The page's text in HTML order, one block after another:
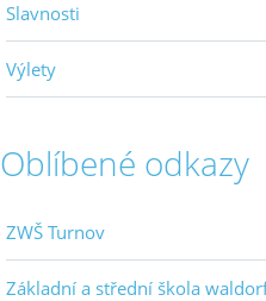
Slavnosti
Výlety
Oblíbené odkazy
ZWŠ Turnov
Základní a střední škola